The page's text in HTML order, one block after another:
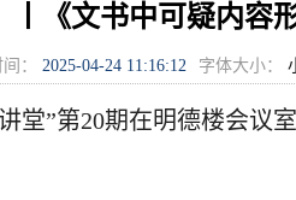
《文书中可疑内容
： 2025-04-24 11:16:12 字体大小：
堂”第20期在明德楼会议